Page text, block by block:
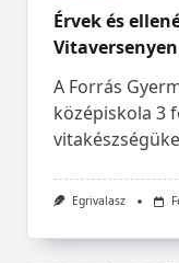
Érvek és
Vitaversenyen
A Forrás
középiskola 3
Egrivalasz